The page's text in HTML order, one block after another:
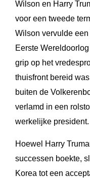
Wilson en Harry
voor een tweede
Wilson vervulde
Eerste
grip op het
thuisfront bereid
buiten de
verlamd in een
werkelijke president.
Hoewel Harry
successen boekte,
Korea tot een